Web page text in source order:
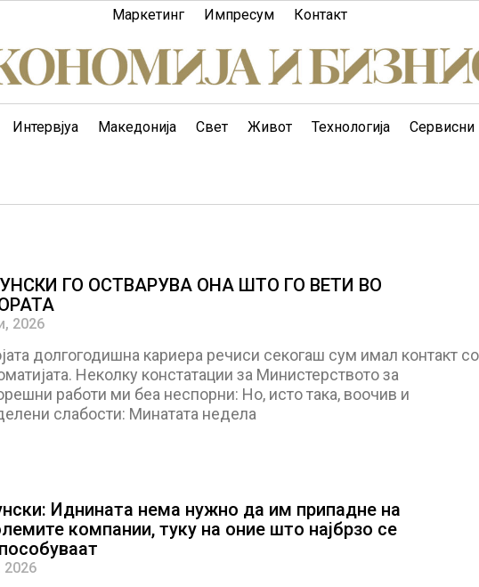
Маркетинг Импресум Контакт
Интервјуа Македонија Свет Живот Технологија
ГО ОСТВАРУВА ОНА ШТО ГО ВЕТИ ВО
2026
долгогодишна кариера речиси секогаш сум имал контакт со
Неколку констатации за Министерството за
работи ми беа неспорни: Но, исто така, воочив и
слабости: Минатата недела
Иднината нема нужно да им припадне на
компании, туку на оние што најбрзо се
2026